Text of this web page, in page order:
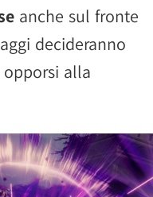
anche sul fronte
decideranno
alla